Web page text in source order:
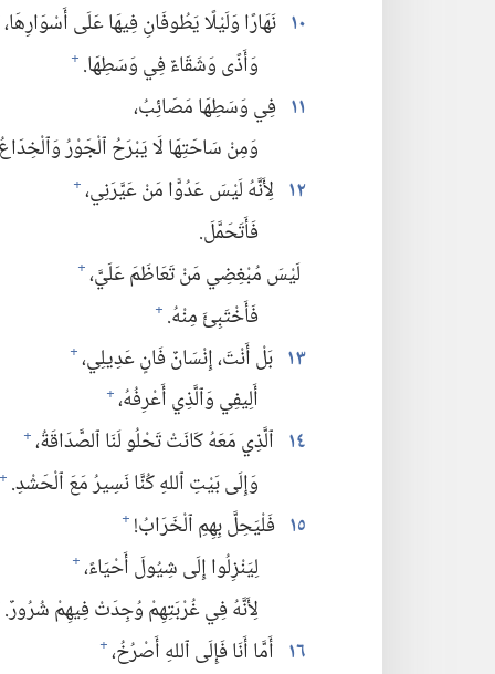
١٠ نَهَارًا وَلَيْلًا يَطُوفَانِ فِيهَا عَلَى أَسْوَارِهَا،‏
وَأَذًى وَشَقَاءٌ فِي وَسَطِهَا.‏ +
١١ فِي وَسَطِهَا مَصَائِبُ،‏
وَمِنْ سَاحَتِهَا لَا يَبْرَحُ ٱلْجَوْرُ
١٢ لِأَنَّهُ لَيْسَ عَدُوًّا مَنْ عَيَّرَنِي،‏+
فَأَتَحَمَّلَ.‏
لَيْسَ مُبْغِضِي مَنْ تَعَاظَمَ عَلَيَّ،‏+
فَأَخْتَبِئَ مِنْهُ.‏ +
١٣ بَلْ أَنْتَ،‏ إِنْسَانٌ فَانٍ عَدِيلِي،‏+
أَلِيفِي وَٱلَّذِي أَعْرِفُهُ،‏+
١٤ ٱلَّذِي مَعَهُ كَانَتْ تَحْلُو لَنَا ٱلصَّدَاقَةُ،‏+
وَإِلَى بَيْتِ ٱللهِ كُنَّا نَسِيرُ مَعَ ٱلْحَشْدِ.‏ +
١٥ فَلْيَحِلَّ بِهِمِ ٱلْخَرَابُ!‏ +
لِيَنْزِلُوا إِلَى شِيُولَ أَحْيَاءً،‏+
لِأَنَّهُ فِي غُرْبَتِهِمْ وُجِدَتْ فِيهِمْ شُرُورٌ.‏
١٦ أَمَّا أَنَا فَإِلَى ٱللهِ أَصْرُخُ،‏+